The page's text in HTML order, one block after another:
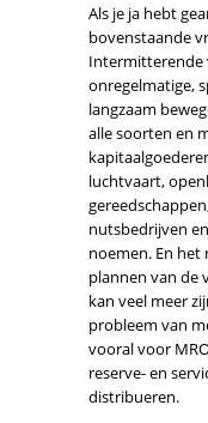
Als je ja hebt
bovenstaande
Intermitterende
onregelmatige,
langzaam
alle soorten en
luchtvaart,
nutsbedrijven
noemen. En
plannen van de
kan veel meer
probleem van
vooral voor
reserve- en
distribueren.